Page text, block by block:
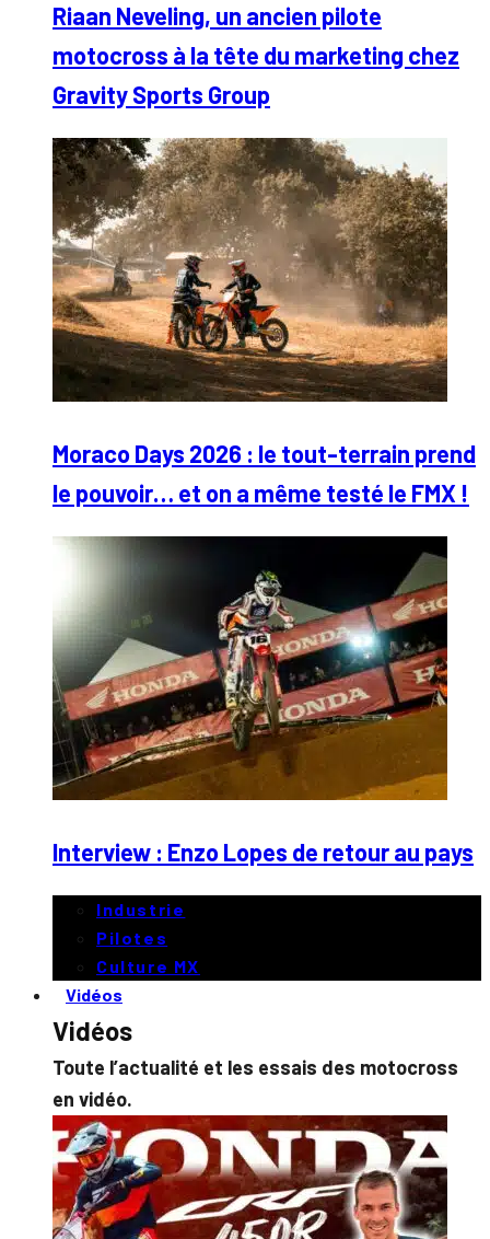
Riaan Neveling, un ancien pilote
motocross à la tête du marketing chez
Gravity Sports Group
Moraco Days 2026 : le tout-terrain prend
le pouvoir… et on a même testé le FMX !
Interview : Enzo Lopes de retour au pays
Industrie
Pilotes
Culture MX
Vidéos
Vidéos
Toute l’actualité et les essais des motocross
en vidéo.